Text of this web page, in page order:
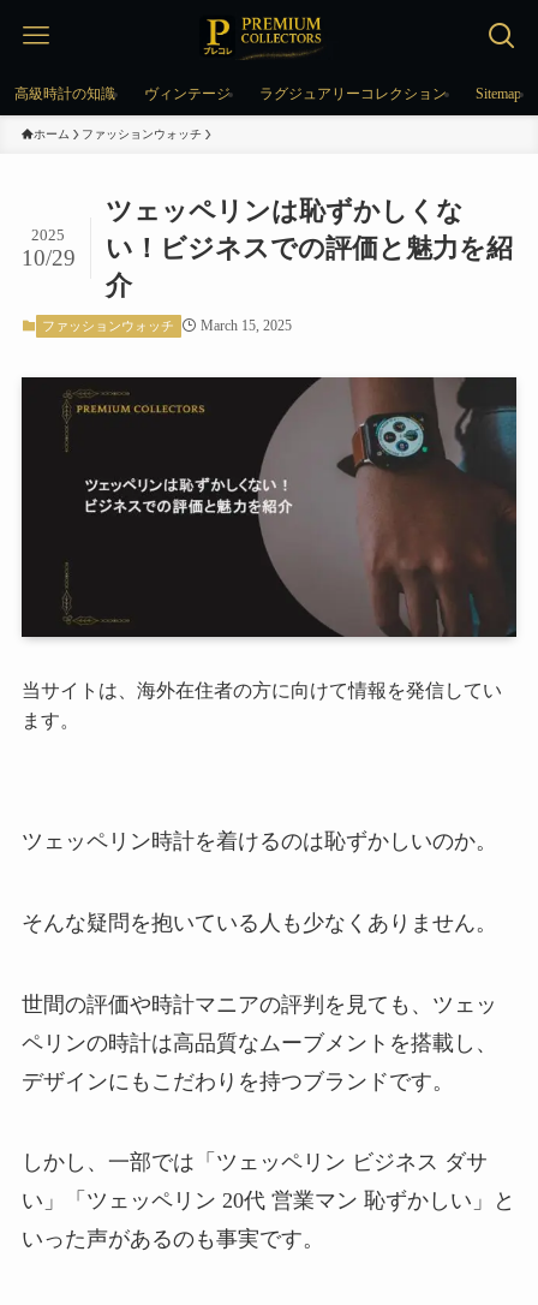
高級時計の知識 ヴィンテージ ラグジュアリーコレクション Sitemap
ホーム ファッションウォッチ
ツェッペリンは恥ずかしくな
い！ビジネスでの評価と魅力を紹
介
2025
10/29
ファッションウォッチ March 15, 2025
当サイトは、海外在住者の方に向けて情報を発信してい
ます。
ツェッペリン時計を着けるのは恥ずかしいのか。
そんな疑問を抱いている人も少なくありません。
世間の評価や時計マニアの評判を見ても、ツェッ
ペリンの時計は高品質なムーブメントを搭載し、
デザインにもこだわりを持つブランドです。
しかし、一部では「ツェッペリン ビジネス ダサ
い」「ツェッペリン 20代 営業マン 恥ずかしい」と
いった声があるのも事実です。